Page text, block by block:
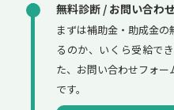
無料診断 / お問い合わ
まずは補助金・助成金
るのか、いくら受給で
た、お問い合わせフォ
です。